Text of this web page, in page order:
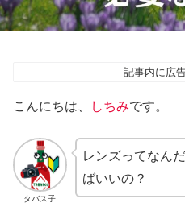
記事内に広
こんにちは、 しちみです。
タバス子
レンズってなん
ばいいの？